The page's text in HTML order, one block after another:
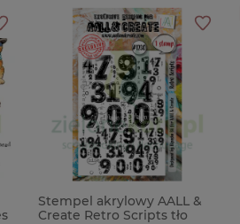
Stempel akrylowy AALL &
Create Retro Scripts tło